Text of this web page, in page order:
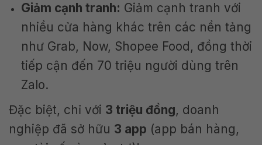
Giảm cạnh tranh: Giảm cạnh tranh với
nhiều cửa hàng khác trên các nền tảng
như Grab, Now, Shopee Food, đồng thời
tiếp cận đến 70 triệu người dùng trên
Zalo.
Đặc biệt, chỉ với 3 triệu đồng, doanh
nghiệp đã sở hữu 3 app (app bán hàng,